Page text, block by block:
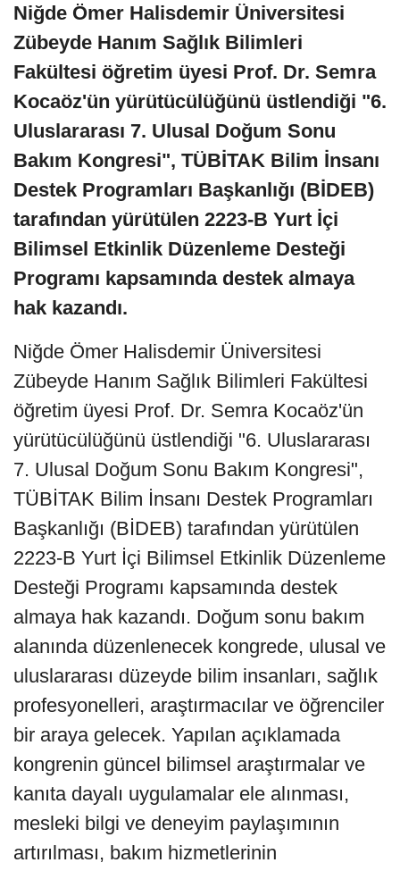
Niğde Ömer Halisdemir Üniversitesi
Zübeyde Hanım Sağlık Bilimleri
Fakültesi öğretim üyesi Prof. Dr. Semra
Kocaöz'ün yürütücülüğünü üstlendiği "6.
Uluslararası 7. Ulusal Doğum Sonu
Bakım Kongresi", TÜBİTAK Bilim İnsanı
Destek Programları Başkanlığı (BİDEB)
tarafından yürütülen 2223-B Yurt İçi
Bilimsel Etkinlik Düzenleme Desteği
Programı kapsamında destek almaya
hak kazandı.
Niğde Ömer Halisdemir Üniversitesi
Zübeyde Hanım Sağlık Bilimleri Fakültesi
öğretim üyesi Prof. Dr. Semra Kocaöz'ün
yürütücülüğünü üstlendiği "6. Uluslararası
7. Ulusal Doğum Sonu Bakım Kongresi",
TÜBİTAK Bilim İnsanı Destek Programları
Başkanlığı (BİDEB) tarafından yürütülen
2223-B Yurt İçi Bilimsel Etkinlik Düzenleme
Desteği Programı kapsamında destek
almaya hak kazandı. Doğum sonu bakım
alanında düzenlenecek kongrede, ulusal ve
uluslararası düzeyde bilim insanları, sağlık
profesyonelleri, araştırmacılar ve öğrenciler
bir araya gelecek. Yapılan açıklamada
kongrenin güncel bilimsel araştırmalar ve
kanıta dayalı uygulamalar ele alınması,
mesleki bilgi ve deneyim paylaşımının
artırılması, bakım hizmetlerinin